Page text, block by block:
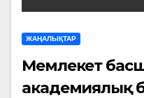
ЖАҢАЛЫҚТАР
Мемлекет
академиялық